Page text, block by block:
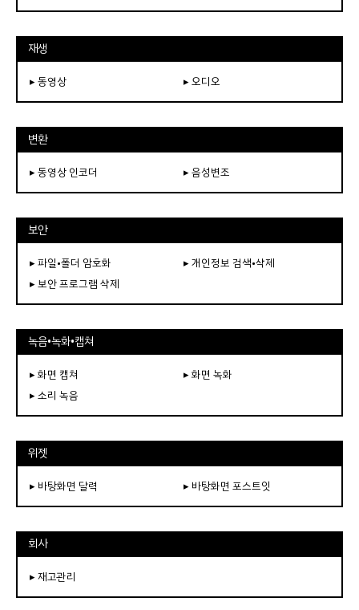
재생
▸ 동영상 ▸ 오디오
변환
▸ 동영상 인코더 ▸ 음성변조
보안
▸ 파일•폴더 암호화
▸ 개인정보 검색•삭제
▸ 보안 프로그램 삭제
녹음•녹화•캡쳐
▸ 화면 캡쳐
▸ 화면 녹화
▸ 소리 녹음
위젯
▸ 바탕화면 달력 ▸ 바탕화면 포스트잇
회사
▸ 재고관리